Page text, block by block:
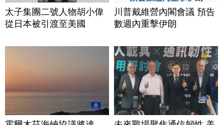
太子集團二號人物胡小偉
從日本被引渡至美國
川普戴維營內閣會議 預告
數週內重擊伊朗